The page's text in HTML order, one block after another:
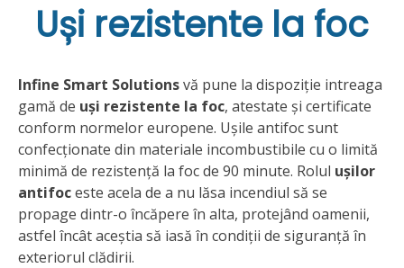
Uși rezistente la foc
Infine Smart Solutionsvă pune la dispoziție intreaga
gamă de uși rezistente la foc, atestate și certificate
conform normelor europene. Ușile antifoc sunt
confecționate din materiale incombustibile cu o limită
minimă de rezistență la foc de 90 minute. Rolul ușilor
antifoceste acela de a nu lăsa incendiul să se
propage dintr-o încăpere în alta, protejând oamenii,
astfel încât aceștia să iasă în condiții de siguranță în
exteriorul clădirii.